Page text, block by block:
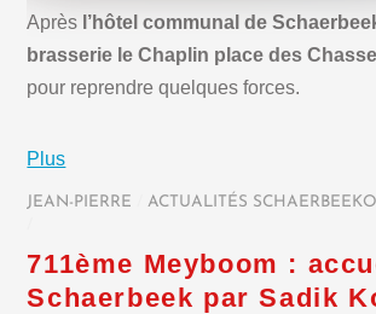
Après l’hôtel communal de
brasserie le Chaplin place des
pour reprendre quelques forces.
Plus
JEAN-PIERRE ACTUALITÉS
711ème Meyboom :
Schaerbeek par Sadik